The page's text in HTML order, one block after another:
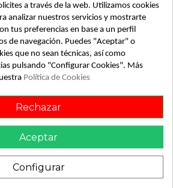
2010
1ND
VNKKH96370A069549
Blanco
101CV 75KW
Turismo
49349
a través de la web. Utilizamos cookies
analizar nuestros servicios y mostrarte
tus preferencias en base a un perfil
de navegación. Puedes "Aceptar" o
que no sean técnicas, así como
pulsando "Configurar Cookies". Más
Política de Cookies
Rechazar
Aceptar
Configurar